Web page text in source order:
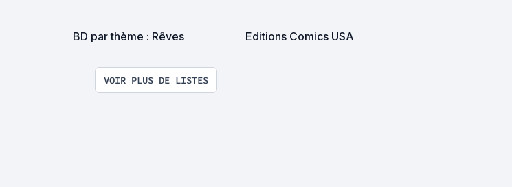
BD par thème : Rêves Editions Comics USA
VOIR PLUS DE LISTES